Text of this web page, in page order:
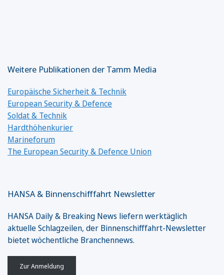
Weitere Publikationen der Tamm Media
Europäische Sicherheit & Technik
European Security & Defence
Soldat & Technik
Hardthöhenkurier
Marineforum
The European Security & Defence Union
HANSA & Binnenschifffahrt Newsletter
HANSA Daily & Breaking News liefern werktäglich
aktuelle Schlagzeilen, der Binnenschifffahrt-Newsletter
bietet wöchentliche Branchennews.
Zur Anmeldung